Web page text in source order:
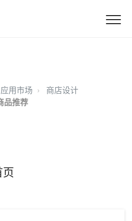
应用市场
商店设计
品推荐